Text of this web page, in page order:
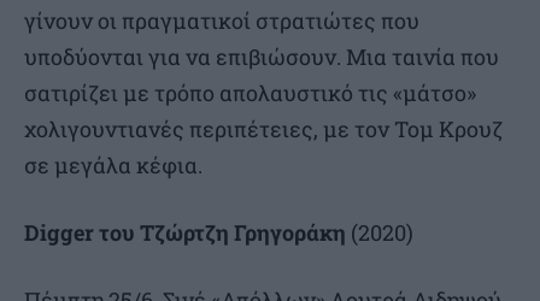
γίνουν οι πραγματικοί στρατιώτες που
υποδύονται για να επιβιώσουν. Μια ταινία που
σατιρίζει με τρόπο απολαυστικό τις «μάτσο»
χολιγουντιανές περιπέτειες, με τον Τομ Κρουζ
σε μεγάλα κέφια.
Digger του Τζώρτζη Γρηγοράκη (2020)